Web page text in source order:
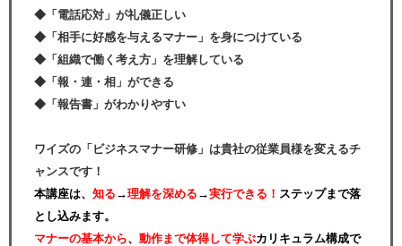
◆「電話応対」が礼儀正しい
◆「相手に好感を与えるマナー」を身につけている
◆「組織で働く考え方」を理解している
◆「報・連・相」ができる
◆「報告書」がわかりやすい
ワイズの「ビジネスマナー研修」は貴社の従業員様を変えるチ
ャンスです！
本講座は、 知る →理解を深める →実行できる！ ステップまで落
とし込みます。
マナーの基本から、 動作まで体得して学ぶカリキュラム構成で